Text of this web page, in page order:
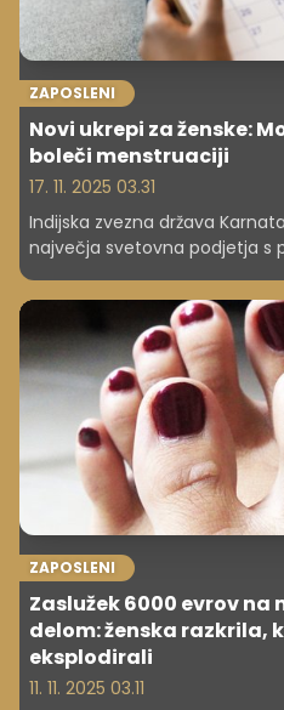
ZAPOSLENI
Novi ukrepi za ženske:
boleči menstruaciji
17. 11. 2025 03.31
Indijska zvezna država
največja svetovna podjetja s
tehnologije, je postala prva v
zaposlenim ženskam ponuja
zaradi menstruacije. Vendar
v izvajanje te politike v državi,
ostaja tabu.
ZAPOSLENI
Zaslužek 6000 evrov na
delom: ženska razkrila,
eksplodirali
11. 11. 2025 03.11